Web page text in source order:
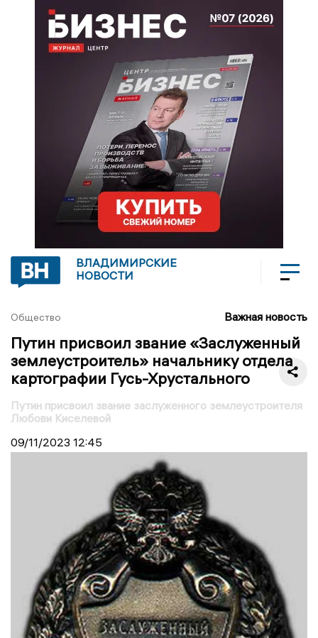
ВЛАДИМИРСКИЕ
НОВОСТИ
Общество Важная новость
Путин присвоил звание «Заслуженный
землеустроитель» начальнику отдела
картографии Гусь-Хрустального
Путин присвоил звание заслуженного землеустроителя
Любови Киселевой
09/11/2023 12:45